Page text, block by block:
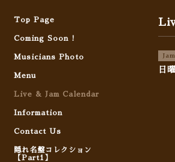
Jam
日
Top Page
Coming Soon !
Musicians Photo
Menu
Live & Jam Calendar
Information
Contact Us
隠れ名盤コレクション
【Part1】